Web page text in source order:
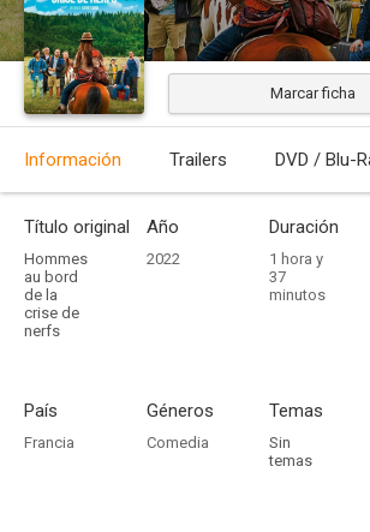
Marcar ficha
Información Trailers DVD / Blu-
Título original
Hommes
au bord
de la
crise de
nerfs
Año
2022
Duración
1 hora y
37
minutos
País
Francia
Géneros
Comedia
Temas
Sin
temas